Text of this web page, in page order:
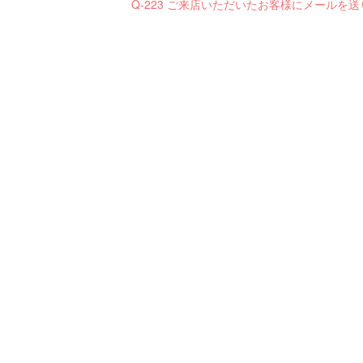
Q-223 ご来店いただいたお客様にメールを送